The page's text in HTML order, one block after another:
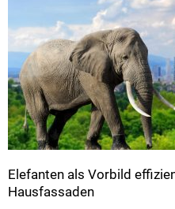
Elefanten als Vorbild
Hausfassaden